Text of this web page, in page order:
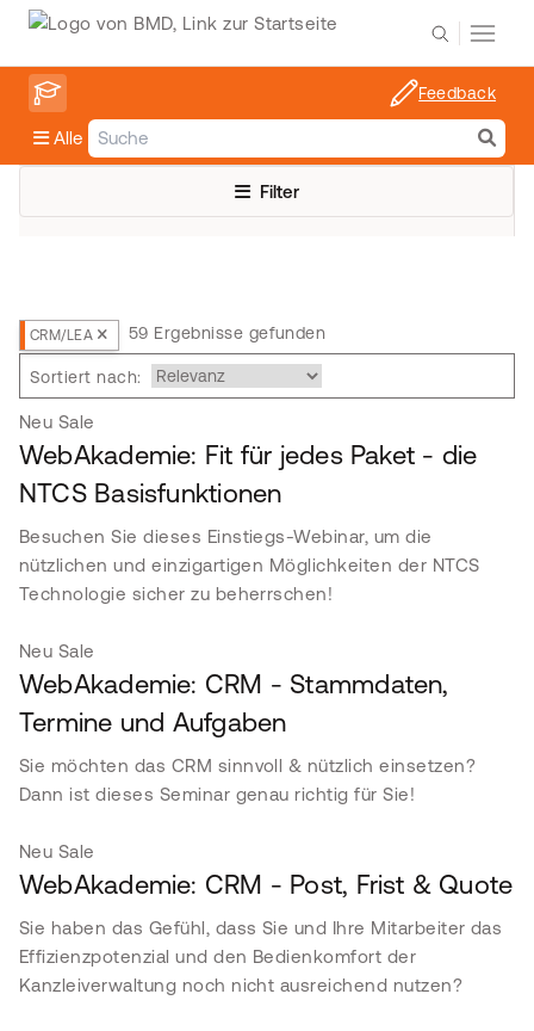
Alle
Feedback
Filter
CRM/LEA 59 Ergebnisse gefunden
Sortiert nach:
Neu Sale
WebAkademie: Fit für jedes Paket - die
NTCS Basisfunktionen
Besuchen Sie dieses Einstiegs-Webinar, um die
nützlichen und einzigartigen Möglichkeiten der NTCS
Technologie sicher zu beherrschen!
Neu Sale
WebAkademie: CRM - Stammdaten,
Termine und Aufgaben
Sie möchten das CRM sinnvoll & nützlich einsetzen?
Dann ist dieses Seminar genau richtig für Sie!
Neu Sale
WebAkademie: CRM - Post, Frist & Quote
Sie haben das Gefühl, dass Sie und Ihre Mitarbeiter das
Effizienzpotenzial und den Bedienkomfort der
Kanzleiverwaltung noch nicht ausreichend nutzen?